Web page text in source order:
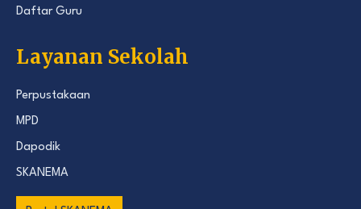
Daftar Guru
Layanan Sekolah
Perpustakaan
MPD
Dapodik
SKANEMA